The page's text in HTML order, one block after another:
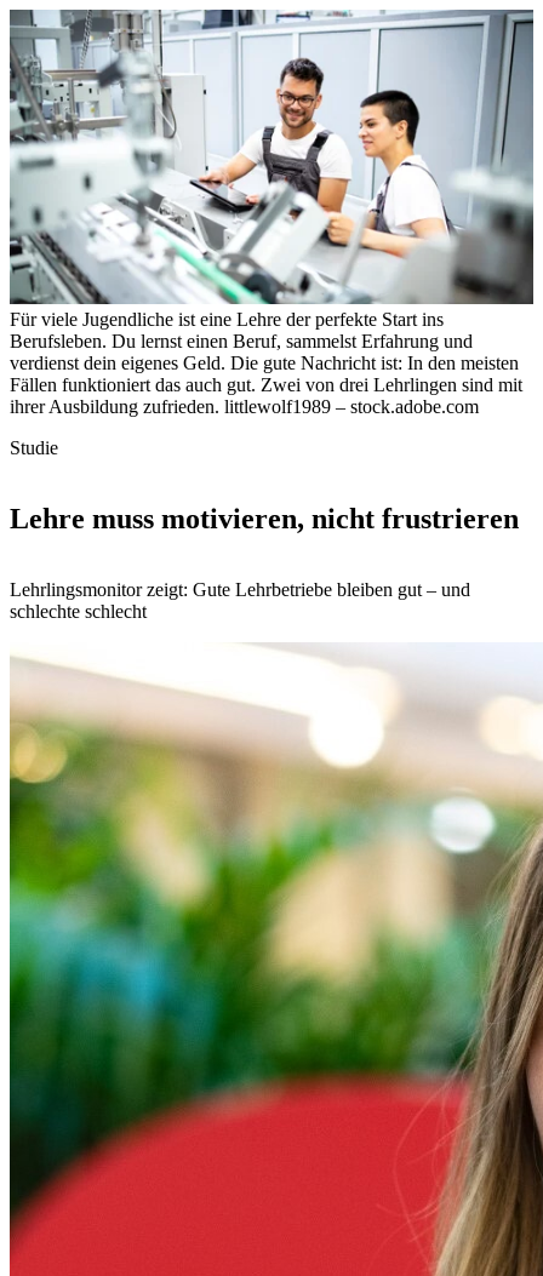
Für viele Jugendliche ist eine Lehre der perfekte Start ins
Berufsleben. Du lernst einen Beruf, sammelst Erfahrung und
verdienst dein eigenes Geld. Die gute Nachricht ist: In den meisten
Fällen funktioniert das auch gut. Zwei von drei Lehrlingen sind mit
ihrer Ausbildung zufrieden. littlewolf1989 – stock.adobe.com
Studie
Lehre muss motivieren, nicht frustrieren
Lehrlingsmonitor zeigt: Gute Lehrbetriebe bleiben gut – und
schlechte schlecht